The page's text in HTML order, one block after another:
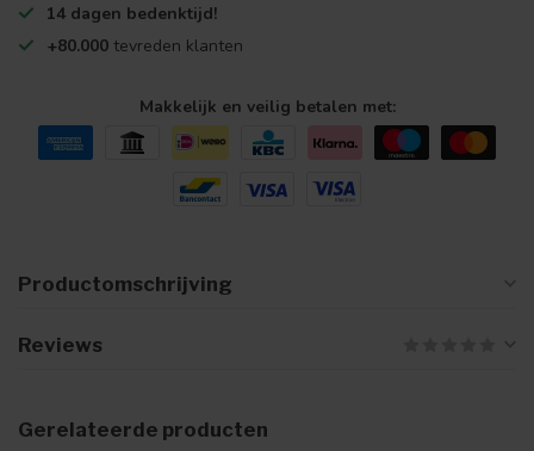
14 dagen bedenktijd!
+80.000 tevreden klanten
Makkelijk en veilig betalen met:
Productomschrijving
Reviews
Gerelateerde producten